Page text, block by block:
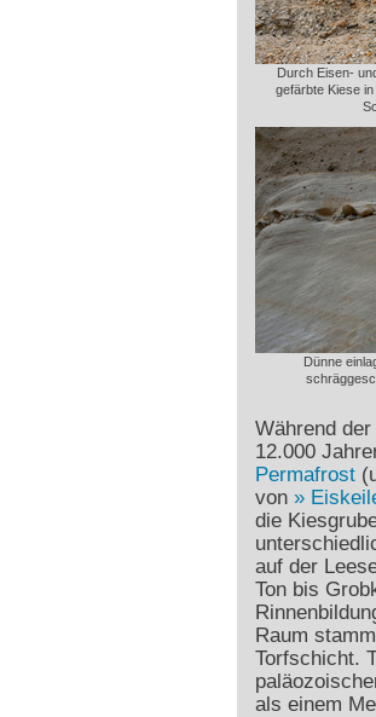
Durch Eisen-
gefärbte Kiese
Dünne
Während
12.000
Permafrost
von
die
auf der
Ton bis
Raum
Torfschicht.
als einem